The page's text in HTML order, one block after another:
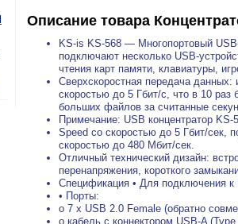
Описание товара
KS-is KS-568 — Многопортовый
подключают несколько USB-
чтения карт памяти, клавиатуры,
Сверхскоростная передача данных:
скоростью до 5 Гбит/с, что в 10
больших файлов за считанные
Примечание: USB концентратор
Speed со скоростью до 5 Гбит/сек,
скоростью до 480 Мбит/сек.
Отличный технический дизайн:
перенапряжения, короткого
Спецификация • Для подключения
• Порты:
o 7 x USB 2.0 Female (обратно
o кабель с коннектором USB-A